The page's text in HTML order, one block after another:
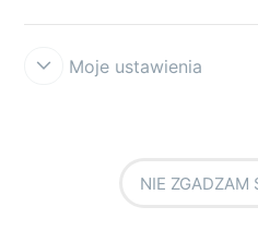
the strong connection
Moje ustawienia
NIE ZGADZAM